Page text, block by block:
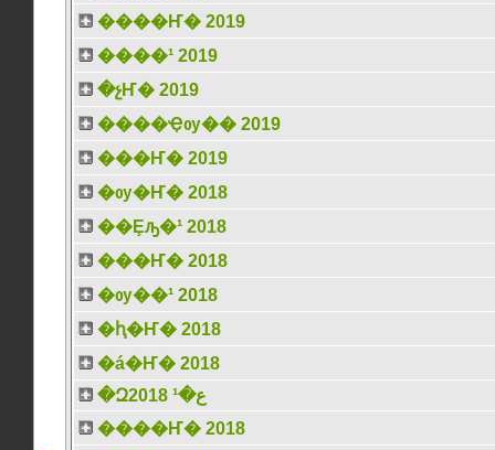
����Ҥ� 2019
����¹ 2019
�չҤ� 2019
����Ҿѹ�� 2019
���Ҥ� 2019
�ѹ�Ҥ� 2018
��Ȩԡ�¹ 2018
���Ҥ� 2018
�ѹ��¹ 2018
�ԧ�Ҥ� 2018
�á�Ҥ� 2018
�Զع�¹ 2018
����Ҥ� 2018